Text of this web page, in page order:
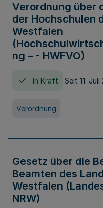
Verordnung über
der Hochschulen
Westfalen
ng – - HWFVO)
In Kraft Seit 11.
Verordnung
Gesetz über die
Beamten des
Westfalen
NRW)